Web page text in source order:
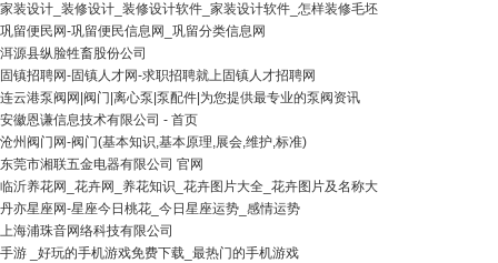
家装设计_装修设计_装修设计软件_家装设计软件_怎样装修毛坯
巩留便民网-巩留便民信息网_巩留分类信息网
洱源县纵脸牲畜股份公司
固镇招聘网-固镇人才网-求职招聘就上固镇人才招聘网
连云港泵阀网|阀门|离心泵|泵配件|为您提供最专业的泵阀资讯
安徽恩谦信息技术有限公司 - 首页
沧州阀门网-阀门(基本知识,基本原理,展会,维护,标准)
东莞市湘联五金电器有限公司 官网
临沂养花网_花卉网_养花知识_花卉图片大全_花卉图片及名称大
丹亦星座网-星座今日桃花_今日星座运势_感情运势
上海浦珠音网络科技有限公司
手游 _好玩的手机游戏免费下载_最热门的手机游戏